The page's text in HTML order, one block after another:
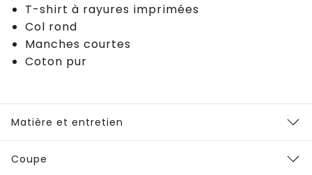
T-shirt à rayures imprimées
Col rond
Manches courtes
Coton pur
Matière et entretien
Coupe